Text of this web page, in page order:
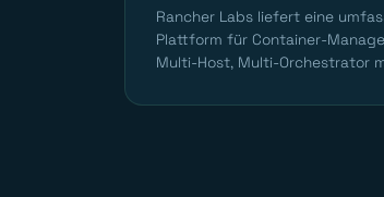
Rancher Labs liefert eine
Plattform für Container-
Multi-Host, Multi-Orchestrator